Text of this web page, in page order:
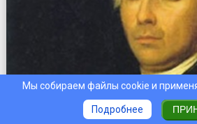
1802
Мы собираем файлы cookie и
Подробнее